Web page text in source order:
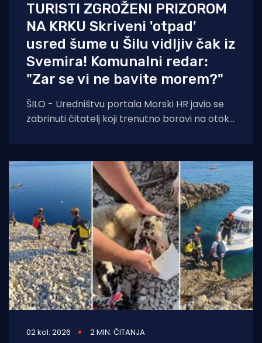
TURISTI ZGROŽENI PRIZOROM
NA KRKU Skriveni 'otpad'
usred šume u Šilu vidljiv čak iz
Svemira! Komunalni redar:
"Zar se vi ne bavite morem?"
ŠILO - Uredništvu portala Morski HR javio se
zabrinuti čitatelj koji trenutno boravi na otoku
02 kol. 2026 2 MIN. ČITANJA